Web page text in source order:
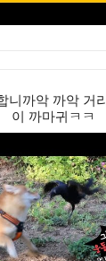
니까악 까악 거
이 까마귀ㅋㅋ